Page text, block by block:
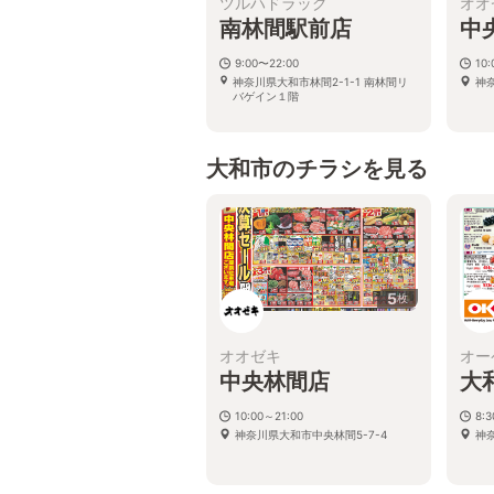
南林間駅前店
9:00〜22:00
神奈川県大和市林間2-1-1 南林間リ
バゲイン１階
中
神
大和市のチラシを見る
5枚
オオゼキ
中央林間店
10:00～21:00
神奈川県大和市中央林間5-7-4
オ
大
神